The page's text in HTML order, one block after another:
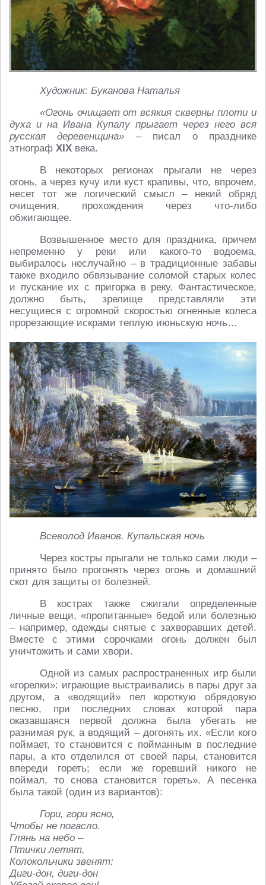
Художник: Буканова Наталья
«Огонь очищает от всякия скверны плоти и
духа и на Ивана Купалу прыгает через него вся
русская деревенщина» – писал о празднике
этнограф XIX века.
В некоторых регионах прыгали не через
огонь, а через кучу или куст крапивы, что, впрочем,
несет тот же логический смысл – некий обряд
очищения, прохождения через что-либо
обжигающее.
Возвышенное место для праздника, причем
непременно у реки или какого-то водоема,
выбиралось неслучайно – в традиционные забавы
также входило обвязывание соломой старых колес
и пускание их с пригорка в реку. Фантастическое,
должно быть, зрелище представляли эти
несущиеся с огромной скоростью огненные колеса
прорезающие искрами теплую июньскую ночь…
Всеволод Иванов. Купальская ночь
Через костры прыгали не только сами люди –
принято было прогонять через огонь и домашний
скот для защиты от болезней.
В кострах также сжигали определенные
личные вещи, «пропитанные» бедой или болезнью
– например, одежды снятые с захворавших детей.
Вместе с этими сорочками огонь должен был
уничтожить и сами хвори.
Одной из самых распространенных игр были
«горелки»: играющие выстраивались в пары друг за
другом, а «водящий» пел короткую обрядовую
песню, при последних словах которой пара
оказавшаяся первой должна была убегать не
разнимая рук, а водящий – догонять их. «Если кого
поймает, то становится с пойманным в последние
пары, а кто отделился от своей пары, становится
впереди гореть; если же горевший никого не
поймал, то снова становится гореть». А песенка
была такой (один из вариантов):
Гори, гори ясно,
Чтобы не погасло.
Глянь на небо –
Птички летят,
Колокольчики звенят:
Диги-дон, диги-дон